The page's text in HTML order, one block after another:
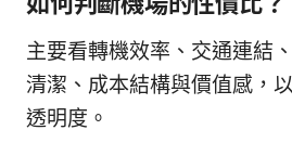
主要看轉機效率、交通連結
清潔、成本結構與價值感，
透明度。